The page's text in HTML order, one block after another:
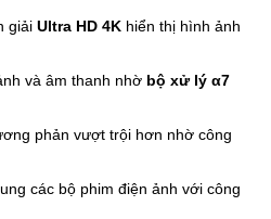
giải Ultra HD 4K hiển thị hình ảnh
và âm thanh nhờ bộ xử lý α7
phản vượt trội hơn nhờ công
các bộ phim điện ảnh với công